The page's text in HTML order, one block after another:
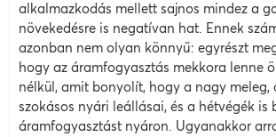
alkalmazkodás mellett sajnos mindez a
növekedésre is negatívan hat. Ennek
azonban nem olyan könnyű: egyrészt
hogy az áramfogyasztás mekkora lenne
nélkül, amit bonyolít, hogy a nagy meleg,
szokásos nyári leállásai, és a hétvégék is
áramfogyasztást nyáron. Ugyanakkor